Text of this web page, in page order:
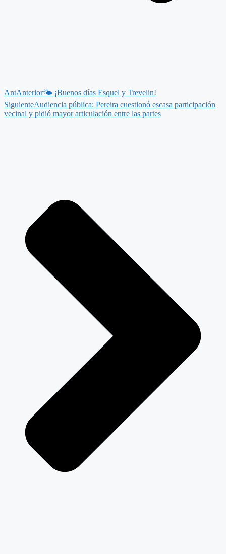
AntAnterior🌤 ¡Buenos días Esquel y Trevelin!
SiguienteAudiencia pública: Pereira cuestionó escasa participación
vecinal y pidió mayor articulación entre las partes